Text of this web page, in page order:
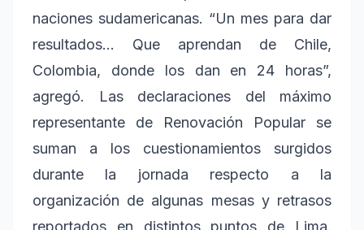
naciones sudamericanas. “Un mes para dar
resultados… Que aprendan de Chile,
Colombia, donde los dan en 24 horas”,
agregó. Las declaraciones del máximo
representante de Renovación Popular se
suman a los cuestionamientos surgidos
durante la jornada respecto a la
organización de algunas mesas y retrasos
reportados en distintos puntos de Lima.